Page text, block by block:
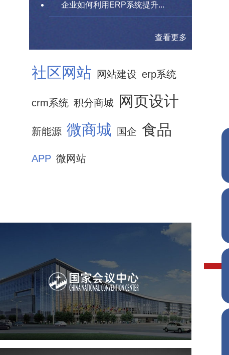
企业如何利用ERP系统提升...
查看更多
社区网站 网站建设 erp系统
crm系统 积分商城 网页设计
新能源 微商城 国企 食品
APP 微网站
国家会议中心
服务行业 专业服务 网站建设 网站设计